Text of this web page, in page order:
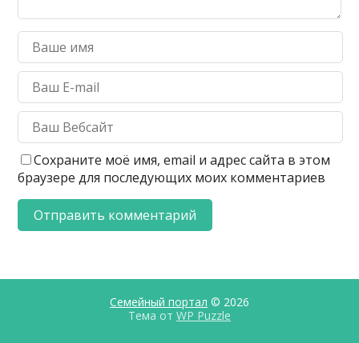
Сохраните моё имя, email и адрес сайта в этом
браузере для последующих моих комментариев
Семейный портал © 2026
Тема от WP Puzzle